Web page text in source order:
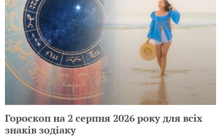
Гороскоп на 2 серпня 2026 року для всіх
знаків зодіаку